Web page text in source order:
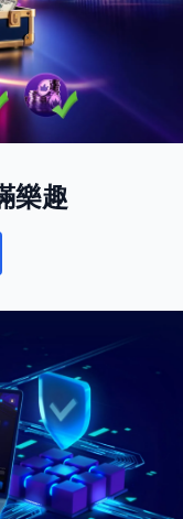
樂趣